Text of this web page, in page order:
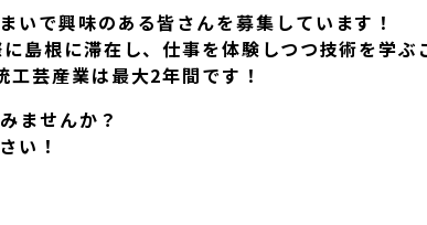
いで興味のある皆さんを募集しています！
島根に滞在し、仕事を体験しつつ技術を学ぶ
芸産業は最大2年間です！
ませんか？
い！